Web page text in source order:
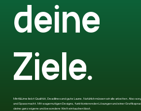
deine
Ziele.
Mint&Lime liebt Qualität, Deadlines und gute Laune. Natürlich müssen wir alle arbeiten. Also
und Spass macht. Mit wagemutigen Designs, funktionierenden Lösungen und einer
deine ganz eigene und besondere Welt eintauchen lässt.